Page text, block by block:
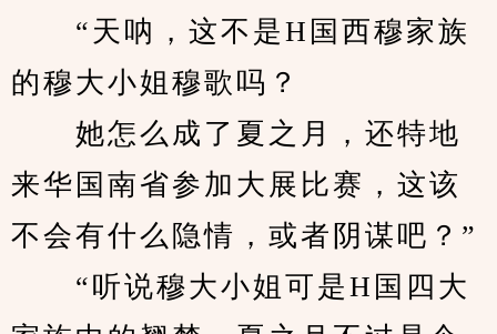
“天呐，这不是H国西穆家族
的穆大小姐穆歌吗？
她怎么成了夏之月，还特地
来华国南省参加大展比赛，这该
不会有什么隐情，或者阴谋吧？”
“听说穆大小姐可是H国四大